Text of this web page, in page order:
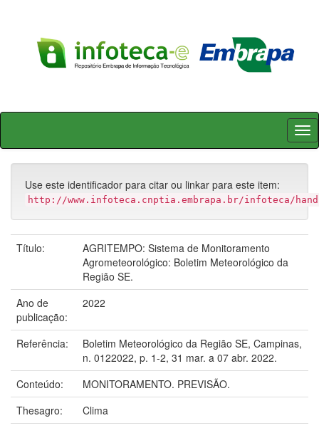
Skip
Use este identificador para citar ou linkar para este item:
http://www.infoteca.cnptia.embrapa.br/infoteca/
Título:
AGRITEMPO: Sistema de Monitoramento
Agrometeorológico: Boletim Meteorológico da
Região SE.
Ano de
publicação:
2022
Referência:
Boletim Meteorológico da Região SE, Campinas,
n. 0122022, p. 1-2, 31 mar. a 07 abr. 2022.
Conteúdo:
MONITORAMENTO. PREVISÃO.
Thesagro:
Clima